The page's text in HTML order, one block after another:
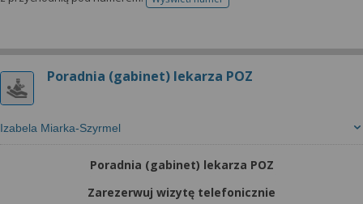
telefonu do rejestracji
Poradnia (gabinet) lekarza POZ
Izabela Miarka-Szyrmel
Poradnia (gabinet) lekarza POZ
Zarezerwuj wizytę telefonicznie